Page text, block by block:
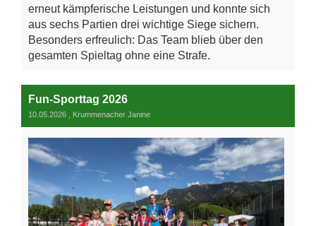
erneut kämpferische Leistungen und konnte sich
aus sechs Partien drei wichtige Siege sichern.
Besonders erfreulich: Das Team blieb über den
gesamten Spieltag ohne eine Strafe.
Fun-Sporttag 2026
10.05.2026 , Krummenacher Janine